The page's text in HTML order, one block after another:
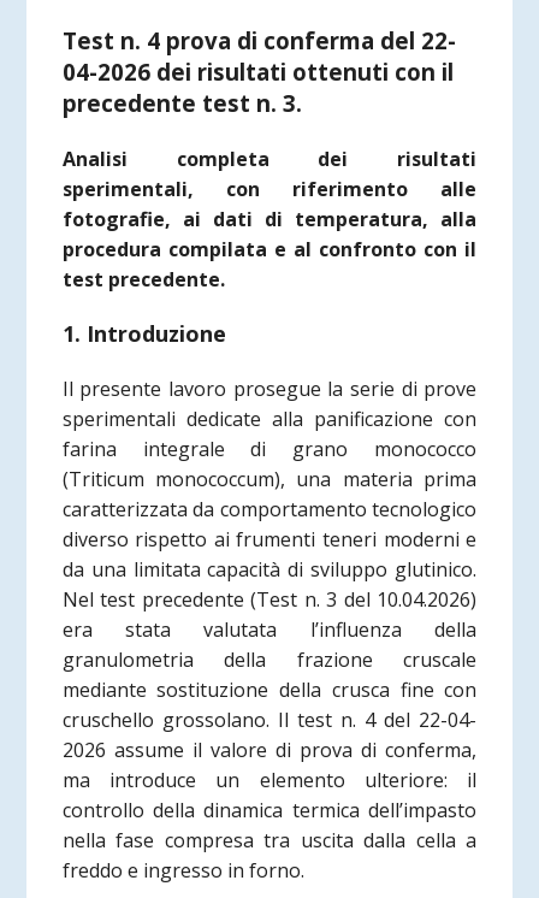
Test n. 4 prova di conferma del 22-
04-2026 dei risultati ottenuti con il
precedente test n. 3.
Analisi completa dei risultati
sperimentali, con riferimento alle
fotografie, ai dati di temperatura, alla
procedura compilata e al confronto con il
test precedente.
1. Introduzione
Il presente lavoro prosegue la serie di prove
sperimentali dedicate alla panificazione con
farina integrale di grano monococco
(Triticum monococcum), una materia prima
caratterizzata da comportamento tecnologico
diverso rispetto ai frumenti teneri moderni e
da una limitata capacità di sviluppo glutinico.
Nel test precedente (Test n. 3 del 10.04.2026)
era stata valutata l’influenza della
granulometria della frazione cruscale
mediante sostituzione della crusca fine con
cruschello grossolano. Il test n. 4 del 22-04-
2026 assume il valore di prova di conferma,
ma introduce un elemento ulteriore: il
controllo della dinamica termica dell’impasto
nella fase compresa tra uscita dalla cella a
freddo e ingresso in forno.